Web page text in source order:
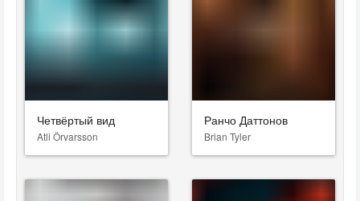
Четвёртый вид
Atli Örvarsson
Ранчо Даттонов
Brian Tyler